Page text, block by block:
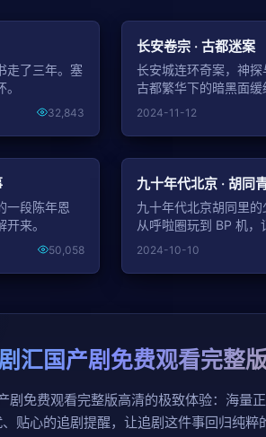
走了三年。塞
32,843
长安卷宗 · 古都迷案
长安城连环奇案，神探
古都繁华下的暗黑面缓
2024-11-12
一段陈年恩
来。
50,058
九十年代北京 · 胡同
九十年代北京胡同里
从呼啦圈玩到 BP 机，
2024-10-10
汇国产剧免费观看完整
剧免费观看完整版高清的极致体验：海量
贴心的追剧提醒，让追剧这件事回归纯粹